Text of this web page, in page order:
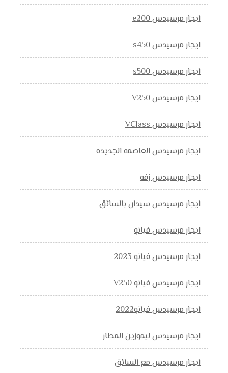
ايجار مرسيدس e200
ايجار مرسيدس s450
ايجار مرسيدس s500
ايجار مرسيدس V250
ايجار مرسيدس VClass
ايجار مرسيدس العاصمه الجديده
ايجار مرسيدس زفه
ايجار مرسيدس سيدان بالسائق
ايجار مرسيدس فيانو
ايجار مرسيدس فيانو 2023
ايجار مرسيدس فيانو V250
ايجار مرسيدس فيانو2022
ايجار مرسيدس ليموزين المطار
ايجار مرسيدس مع السائق